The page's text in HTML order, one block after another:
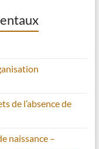
de l’absence de
naissance –